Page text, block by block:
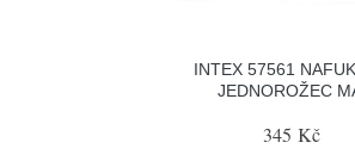
INTEX 57561
JEDNOROŽEC
345 Kč